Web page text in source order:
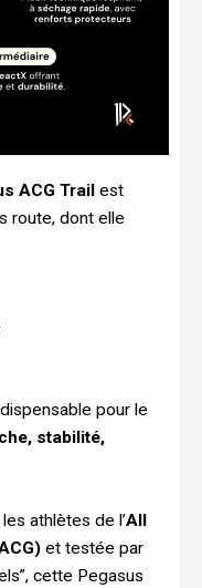
ACG Trail est
route, dont elle
pour le
stabilité,
athlètes de l’All
et testée par
cette Pegasus